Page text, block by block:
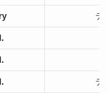
デ
デ